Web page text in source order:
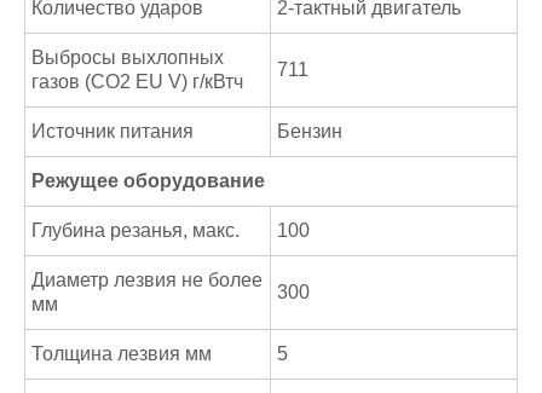
Количество ударов 2-тактный двигатель
Выбросы выхлопных
газов (CO2 EU V) г/кВтч
711
Источник питания Бензин
Режущее оборудование
Глубина резанья, макс. 100
Диаметр лезвия не более
мм
300
Толщина лезвия мм 5